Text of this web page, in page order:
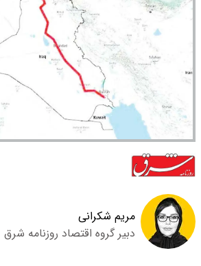
مریم شکرانی
دبیر گروه اقتصاد روزنامه شرق